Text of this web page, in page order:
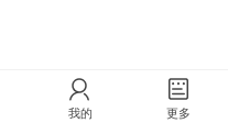
我的 更多